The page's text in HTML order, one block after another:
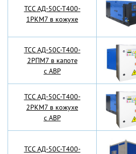
TCC АД-50С-Т400-
1РКМ7 в кожухе
TCC АД-50С-Т400-
2РПМ7 в капоте
с АВР
TCC АД-50С-Т400-
2РКМ7 в кожухе
с АВР
TCC АД-50С-Т400-